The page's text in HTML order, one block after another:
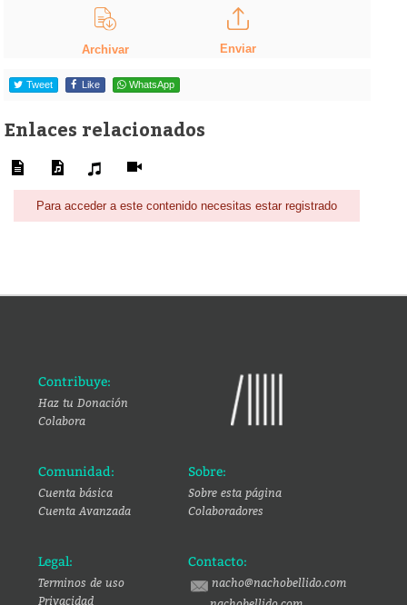
Archivar Enviar
Tweet Like WhatsApp
Enlaces relacionados
Para acceder a este contenido necesitas estar registrado
Contribuye:
Haz tu Donación
Colabora
Comunidad:
Cuenta básica
Cuenta Avanzada
Sobre:
Sobre esta página
Colaboradores
Legal:
Terminos de uso
Privacidad
Contacto:
nacho@nachobellido.com